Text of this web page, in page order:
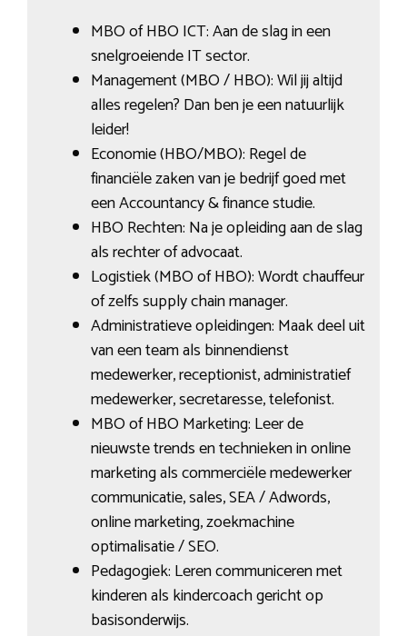
MBO of HBO ICT: Aan de slag in een
snelgroeiende IT sector.
Management (MBO / HBO): Wil jij altijd
alles regelen? Dan ben je een natuurlijk
leider!
Economie (HBO/MBO): Regel de
financiële zaken van je bedrijf goed met
een Accountancy & finance studie.
HBO Rechten: Na je opleiding aan de slag
als rechter of advocaat.
Logistiek (MBO of HBO): Wordt chauffeur
of zelfs supply chain manager.
Administratieve opleidingen: Maak deel uit
van een team als binnendienst
medewerker, receptionist, administratief
medewerker, secretaresse, telefonist.
MBO of HBO Marketing: Leer de
nieuwste trends en technieken in online
marketing als commerciële medewerker
communicatie, sales, SEA / Adwords,
online marketing, zoekmachine
optimalisatie / SEO.
Pedagogiek: Leren communiceren met
kinderen als kindercoach gericht op
basisonderwijs.